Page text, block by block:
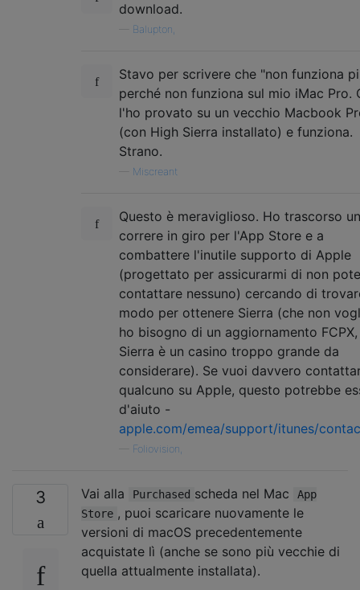
download.
Balupton,
Stavo per scrivere che "non funziona
perché non funziona sul mio iMac Pro.
l'ho provato su un vecchio Macbook
(con High Sierra installato) e funziona.
Strano.
Miscreant
Questo è meraviglioso. Ho trascorso
correre in giro per l'App Store e a
combattere l'inutile supporto di Apple
(progettato per assicurarmi di non
contattare nessuno) cercando di
modo per ottenere Sierra (che non
ho bisogno di un aggiornamento
Sierra è un casino troppo grande da
considerare). Se vuoi davvero
qualcuno su Apple, questo potrebbe
d'aiuto -
apple.com/emea/support/itunes/
Foliovision,
3 Vai alla Purchased scheda nel Mac
App
Store , puoi scaricare nuovamente le
versioni di macOS precedentemente
acquistate lì (anche se sono più vecchie di
quella attualmente installata).